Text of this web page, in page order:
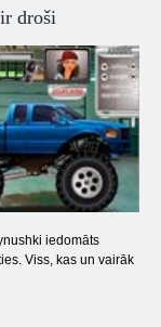
droši
iedomāts
Viss, kas un vairāk